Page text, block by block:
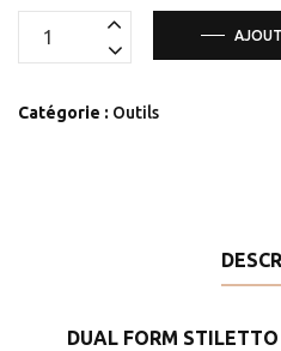
quantité
FORM
Catégorie : Outils
DUAL FORM